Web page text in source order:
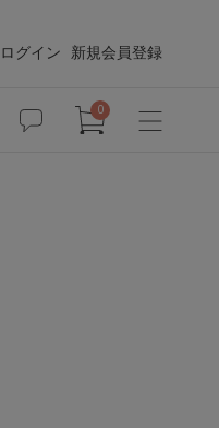
ログイン 新規会員登録
0